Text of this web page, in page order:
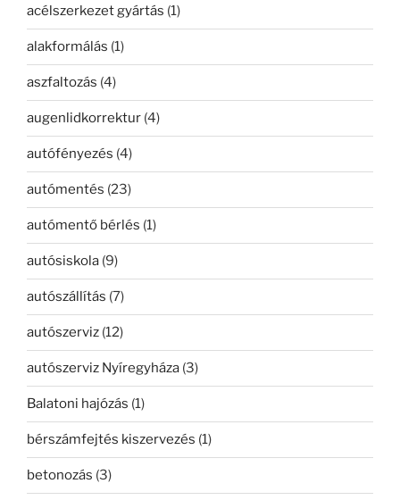
acélszerkezet gyártás (1)
alakformálás (1)
aszfaltozás (4)
augenlidkorrektur (4)
autófényezés (4)
autómentés (23)
autómentő bérlés (1)
autósiskola (9)
autószállítás (7)
autószerviz (12)
autószerviz Nyíregyháza (3)
Balatoni hajózás (1)
bérszámfejtés kiszervezés (1)
betonozás (3)